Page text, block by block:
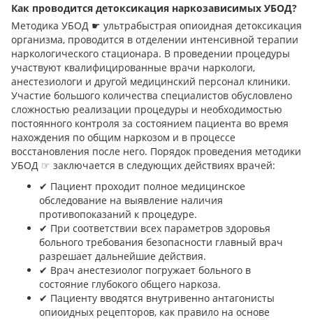
Как проводится детоксикация наркозависимых УБОД?
Методика УБОД ☛ ультрабыстрая опиоидная детоксикация
организма, проводится в отделении интенсивной терапии
наркологического стационара. В проведении процедуры
участвуют квалифицированные врачи наркологи,
анестезиологи и другой медицинский персонал клиники.
Участие большого количества специалистов обусловлено
сложностью реализации процедуры и необходимостью
постоянного контроля за состоянием пациента во время
нахождения по общим наркозом и в процессе
восстановления после него. Порядок проведения методики
УБОД ☞ заключается в следующих действиях врачей:
✔︎ Пациент проходит полное медицинское
обследование на выявление наличия
противопоказаний к процедуре.
✔︎ При соответствии всех параметров здоровья
больного требования безопасности главный врач
разрешает дальнейшие действия.
✔︎ Врач анестезиолог погружает больного в
состояние глубокого общего наркоза.
✔︎ Пациенту вводятся внутривенно антагонисты
опиоидных рецепторов, как правило на основе